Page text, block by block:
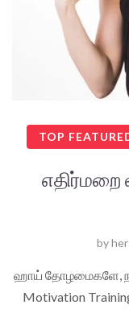
TOP
by
ஹாய் தோழமைகளே,
Motivation